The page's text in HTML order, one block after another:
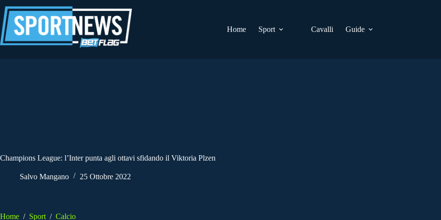
al
contenuto
Home
Sport Cavalli Guide
Champions League: l’Inter punta agli ottavi sfidando il Viktoria Plzen
Salvo Mangano 25 Ottobre 2022
Home / Sport / Calcio